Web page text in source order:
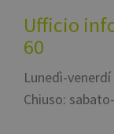
Ufficio
60
Lunedì-
Chiuso: